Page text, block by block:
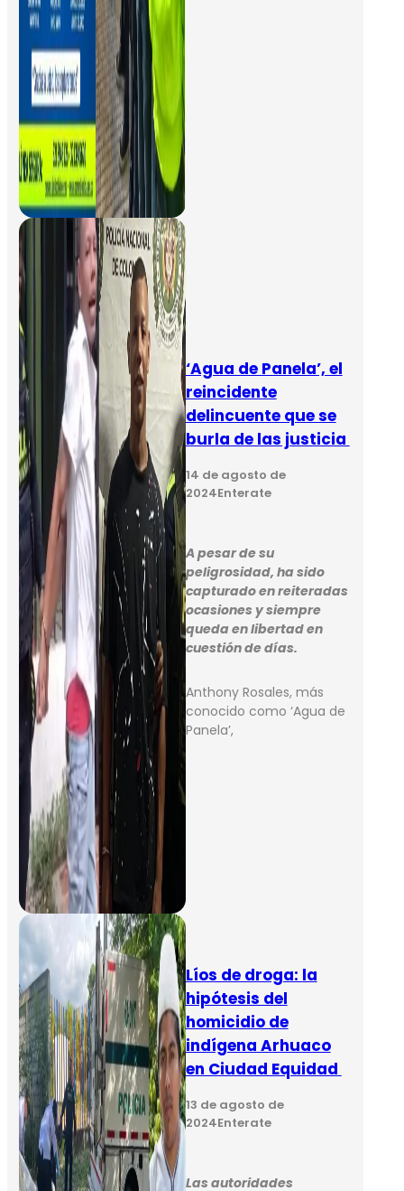
‘Agua de Panela’, el
reincidente
delincuente que se
burla de las justicia
14 de agosto de
2024Enterate
A pesar de su
peligrosidad, ha sido
capturado en reiteradas
ocasiones y siempre
queda en libertad en
cuestión de días.
Anthony Rosales, más
conocido como ‘Agua de
Panela’,
Líos de droga: la
hipótesis del
homicidio de
indígena Arhuaco
en Ciudad Equidad
13 de agosto de
2024Enterate
Las autoridades